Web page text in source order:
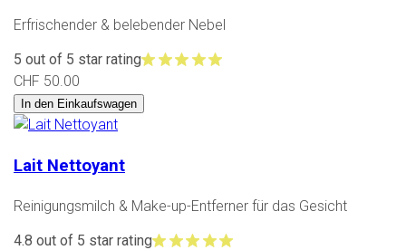
Erfrischender & belebender Nebel
5 out of 5 star rating
CHF 50.00
In den Einkaufswagen
Lait Nettoyant
Reinigungsmilch & Make-up-Entferner für das Gesicht
4.8 out of 5 star rating